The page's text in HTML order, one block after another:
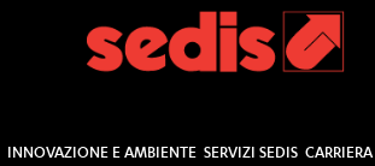
INNOVAZIONE E AMBIENTE SERVIZI SEDIS CARRIERA